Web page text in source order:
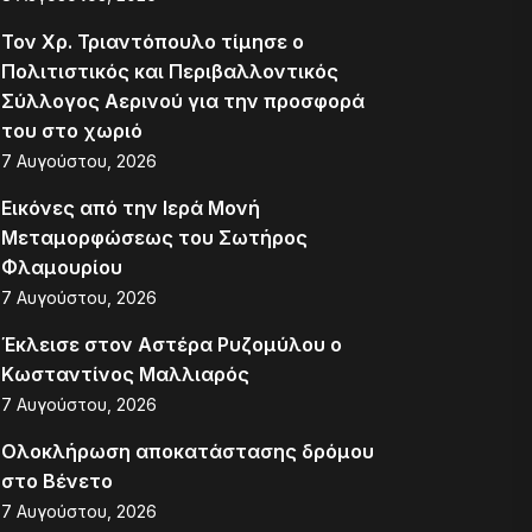
Τον Χρ. Τριαντόπουλο τίμησε ο
Πολιτιστικός και Περιβαλλοντικός
Σύλλογος Αερινού για την προσφορά
του στο χωριό
7 Αυγούστου, 2026
Εικόνες από την Ιερά Μονή
Μεταμορφώσεως του Σωτήρος
Φλαμουρίου
7 Αυγούστου, 2026
Έκλεισε στον Αστέρα Ρυζομύλου ο
Κωσταντίνος Μαλλιαρός
7 Αυγούστου, 2026
Ολοκλήρωση αποκατάστασης δρόμου
στο Βένετο
7 Αυγούστου, 2026